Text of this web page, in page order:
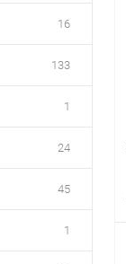
16
133
1
24
45
1